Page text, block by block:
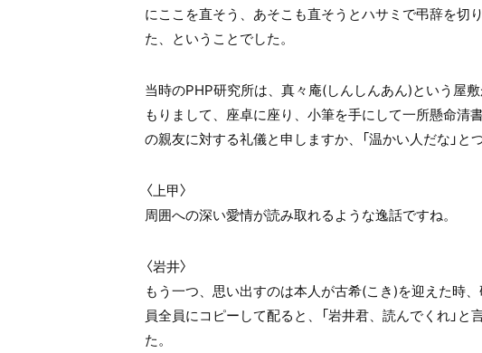
にここを直そう、あそこも直そうとハサミで弔辞を切
た、ということでした。
当時のPHP研究所は、真々庵(しんしんあん)という屋
もりまして、座卓に座り、小筆を手にして一所懸命清
の親友に対する礼儀と申しますか、「温かい人だな」と
〈上甲〉
周囲への深い愛情が読み取れるような逸話ですね。
〈岩井〉
もう一つ、思い出すのは本人が古希(こき)を迎えた時
員全員にコピーして配ると、「岩井君、読んでくれ」と
た。